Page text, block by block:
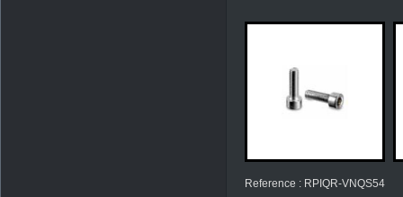
Reference : RPIQR-VNQS54